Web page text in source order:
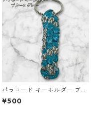
パラコード キーホルダー ブル
ー グレー 編み込み s20
¥500